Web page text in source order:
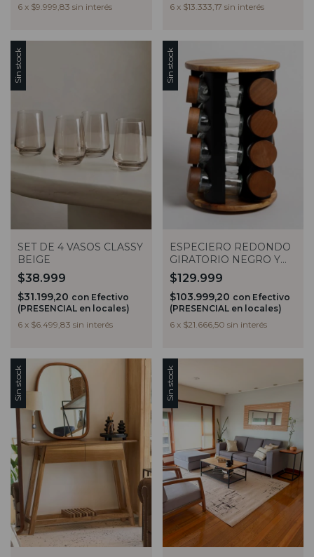
6 x $9.999,83 sin interés 6 x $13.333,17 sin interés
Sin stock
SET DE 4 VASOS CLASSY
BEIGE
$38.999
$31.199,20 con Efectivo
(PRESENCIAL en locales)
6 x $6.499,83 sin interés
Sin stock
ESPECIERO REDONDO
GIRATORIO NEGRO Y
MADERA X16 VASSA
$129.999
$103.999,20 con Efectivo
(PRESENCIAL en locales)
6 x $21.666,50 sin interés
Sin stock Sin stock